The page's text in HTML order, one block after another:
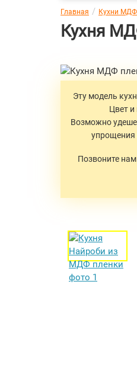
Главная Кухни МДФ
Кухня
Эту модель
Цвет и
Возможно
упрощения
Позвоните